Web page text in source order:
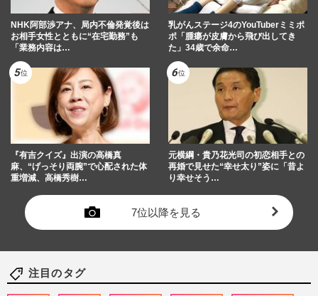
NHK阿部渉アナ、局内不倫発覚後は
お相手女性とともに“在宅勤務”も
「業務内容は…
乳がんステージ4のYouTuberミミポ
ポ「腫瘍が皮膚から飛び出してき
た」34歳で余命…
『有吉クイズ』出演の高橋真
麻、“げっそり両腕”で心配された体
重増減、高橋秀樹…
元横綱・貴乃花光司の初恋相手との
再婚で見せた“幸せ太り”姿に「昔よ
り幸せそう…
7位以降を見る
注目のタグ